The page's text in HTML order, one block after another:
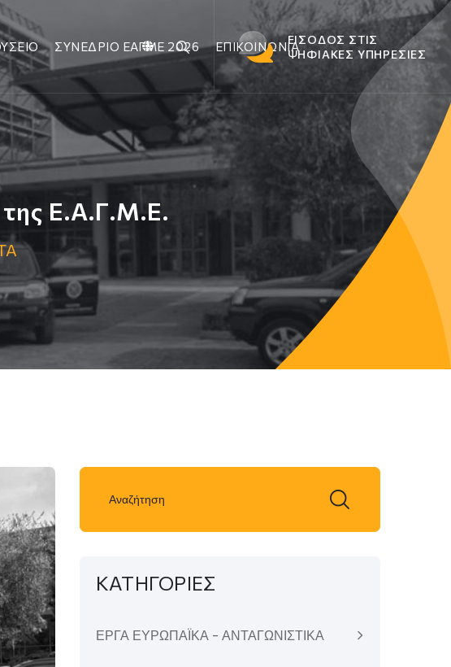
ΣΥΝΕΔΡΙΟ ΕΑΓΜΕ 2026 ΕΠΙΚΟΙΝΩΝΙΑΕΙΣΟΔΟΣ ΣΤΙΣ
ΨΗΦΙΑΚΕΣ ΥΠΗΡΕΣΙΕΣ
Ε.Α.Γ.Μ.Ε.
ΚΑΤΗΓΟΡΙΕΣ
ΕΡΓΑ ΕΥΡΩΠΑΪΚΑ - ΑΝΤΑΓΩΝΙΣΤΙΚΑ